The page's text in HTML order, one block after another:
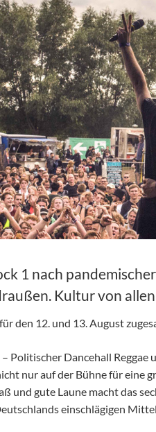
1 nach
Kultur von
den 12. und 13. August
– Politischer Dancehall Reggae
nur auf der Bühne für eine
und gute Laune macht das
einschlägigen